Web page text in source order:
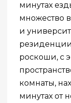
минутах
множество
и
роскоши, с
комнаты,
минутах от